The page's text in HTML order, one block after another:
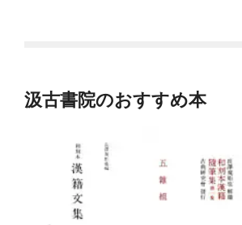
汲古書院のおすすめ本